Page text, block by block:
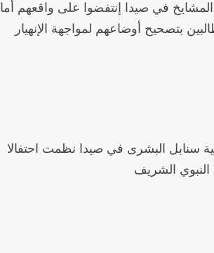
في صيدا إنتفضوا على واقعهم
بتصحيح أوضاعهم لمواجهة الإنهيار
سنابل البشرى في صيدا نظمت احتفالا
النبوي الشريف